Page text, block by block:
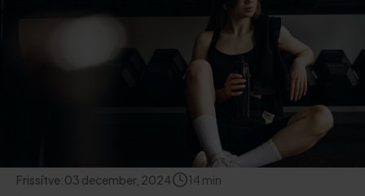
Frissítve:03 december, 2024 14 min